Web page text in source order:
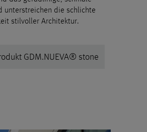
unterstreichen die schlichte
stilvoller Architektur.
GDM.NUEVA® stone